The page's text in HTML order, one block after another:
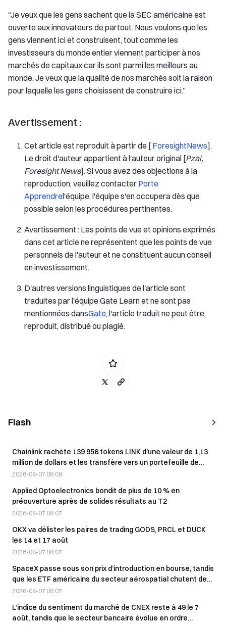
“Je veux que les gens sachent que la SEC américaine est
ouverte aux innovateurs de partout. Nous voulons que les
gens viennent ici et construisent, tout comme les
investisseurs du monde entier viennent participer à nos
marchés de capitaux car ils sont parmi les meilleurs au
monde. Je veux que la qualité de nos marchés soit la raison
pour laquelle les gens choisissent de construire ici.”
Avertissement :
Cet article est reproduit à partir de [ ForesightNews].
Le droit d'auteur appartient à l'auteur original [Pzai,
Foresight News]. Si vous avez des objections à la
reproduction, veuillez contacter Porte
Apprendrel'équipe, l'équipe s'en occupera dès que
possible selon les procédures pertinentes.
Avertissement : Les points de vue et opinions exprimés
dans cet article ne représentent que les points de vue
personnels de l'auteur et ne constituent aucun conseil
en investissement.
D'autres versions linguistiques de l'article sont
traduites par l'équipe Gate Learn et ne sont pas
mentionnées dansGate, l'article traduit ne peut être
reproduit, distribué ou plagié.
Flash
Chainlink rachète 139 956 tokens LINK d’une valeur de 1,13
million de dollars et les transfère vers un portefeuille de
réserve
2026-08-07 08:09
Applied Optoelectronics bondit de plus de 10 % en
préouverture après de solides résultats au T2
2026-08-07 08:07
OKX va délister les paires de trading GODS, PRCL et DUCK
les 14 et 17 août
2026-08-07 08:07
SpaceX passe sous son prix d’introduction en bourse, tandis
que les ETF américains du secteur aérospatial chutent de
plus de 20 % en un mois
2026-08-07 08:07
L’indice du sentiment du marché de CNEX reste à 49 le 7
août, tandis que le secteur bancaire évolue en ordre